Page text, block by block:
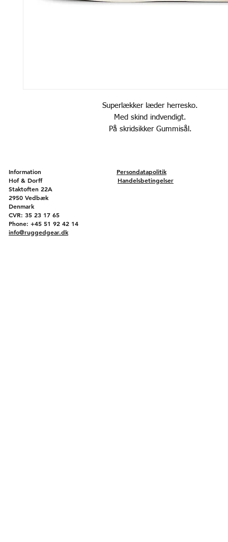
Superlækker læder herresko.
Med skind indvendigt.
På skridsikker Gummisål.
Information Persondatapolitik
Hof & Dorff Handelsbetingelser
Staktoften 22A
2950 Vedbæk
Denmark
CVR: 35 23 17 65
Phone: +45 51 92 42 14
info@ruggedgear.dk